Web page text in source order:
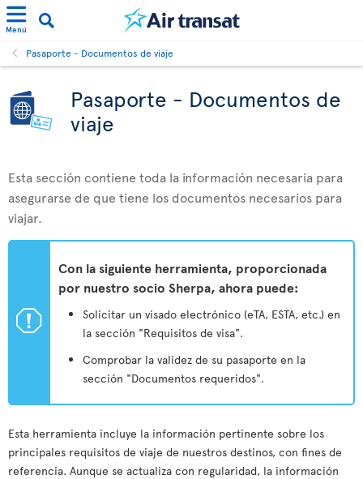
Menú
Pasaporte - Documentos de viaje
Pasaporte - Documentos de
viaje
Esta sección contiene toda la información necesaria para
asegurarse de que tiene los documentos necesarios para
viajar.
ü
Con la siguiente herramienta, proporcionada
por nuestro socio Sherpa, ahora puede:
Solicitar un visado electrónico (eTA, ESTA, etc.) en
la sección "Requisitos de visa".
Comprobar la validez de su pasaporte en la
sección "Documentos requeridos".
Esta herramienta incluye la información pertinente sobre los
principales requisitos de viaje de nuestros destinos, con fines de
referencia. Aunque se actualiza con regularidad, la información